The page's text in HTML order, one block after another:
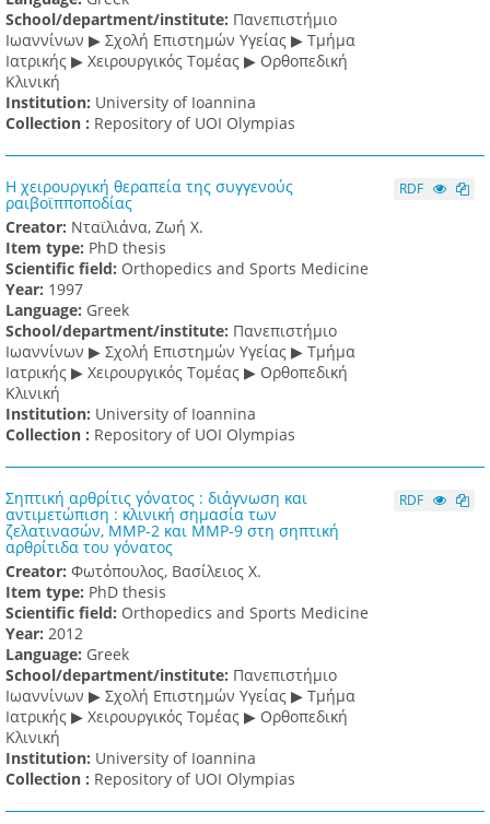
School/department/institute: Πανεπιστήμιο
Ιωαννίνων ▶ Σχολή Επιστημών Υγείας ▶ Τμήμα
Ιατρικής ▶ Χειρουργικός Τομέας ▶ Ορθοπεδική
Κλινική
Institution: University of Ioannina
Collection : Repository of UOI Olympias
Η χειρουργική θεραπεία της συγγενούς
ραιβοϊπποποδίας
Creator: Νταϊλιάνα, Ζωή Χ.
Item type: PhD thesis
Scientific field: Orthopedics and Sports Medicine
Υear: 1997
Language: Greek
School/department/institute: Πανεπιστήμιο
Ιωαννίνων ▶ Σχολή Επιστημών Υγείας ▶ Τμήμα
Ιατρικής ▶ Χειρουργικός Τομέας ▶ Ορθοπεδική
Κλινική
Institution: University of Ioannina
Collection : Repository of UOI Olympias
RDF
Σηπτική αρθρίτις γόνατος : διάγνωση και
αντιμετώπιση : κλινική σημασία των
ζελατινασών, MMP-2 και MMP-9 στη σηπτική
αρθρίτιδα του γόνατος
Creator: Φωτόπουλος, Βασίλειος Χ.
Item type: PhD thesis
Scientific field: Orthopedics and Sports Medicine
Υear: 2012
Language: Greek
School/department/institute: Πανεπιστήμιο
Ιωαννίνων ▶ Σχολή Επιστημών Υγείας ▶ Τμήμα
Ιατρικής ▶ Χειρουργικός Τομέας ▶ Ορθοπεδική
Κλινική
Institution: University of Ioannina
Collection : Repository of UOI Olympias
RDF